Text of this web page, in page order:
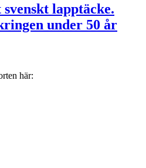
lapptäcke.
under 50 år
här: